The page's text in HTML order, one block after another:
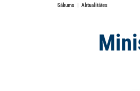
Sākums Aktualitātes